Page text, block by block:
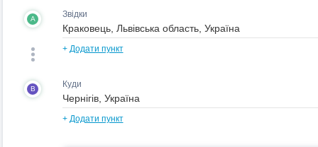
A Звідки
+ Додати пункт
B Куди
+ Додати пункт